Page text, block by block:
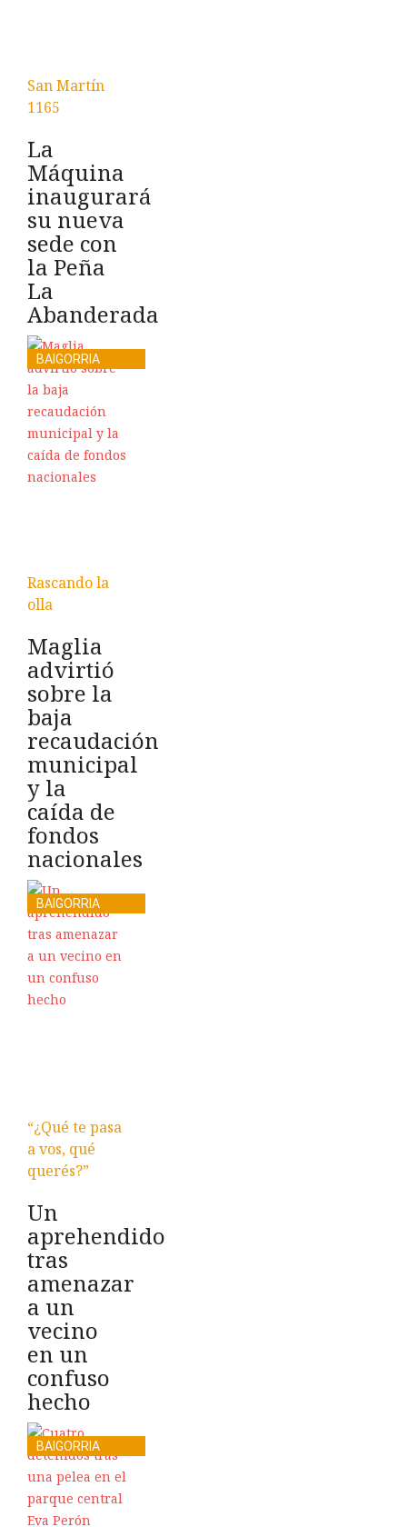
San Martín
1165
La
Máquina
inaugurará
su nueva
sede con
la Peña
La
Abanderada
Rascando la
olla
Maglia
advirtió
sobre la
baja
recaudación
municipal
y la
caída de
fondos
nacionales
BAIGORRIA
“¿Qué te pasa
a vos, qué
querés?”
Un
aprehendido
tras
amenazar
a un
vecino
en un
confuso
hecho
BAIGORRIA
BAIGORRIA